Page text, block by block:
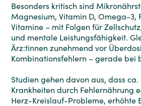
Besonders kritisch sind
Magnesium, Vitamin D, Omega-3,
Vitamine – mit Folgen für
und mentale Leistungsfähigkeit.
Ärz:tinnen zunehmend vor
Kombinationsfehlern – gerade bei
Studien gehen davon aus, dass ca.
Krankheiten durch Fehlernährung
Herz-Kreislauf-Probleme, erhöhte